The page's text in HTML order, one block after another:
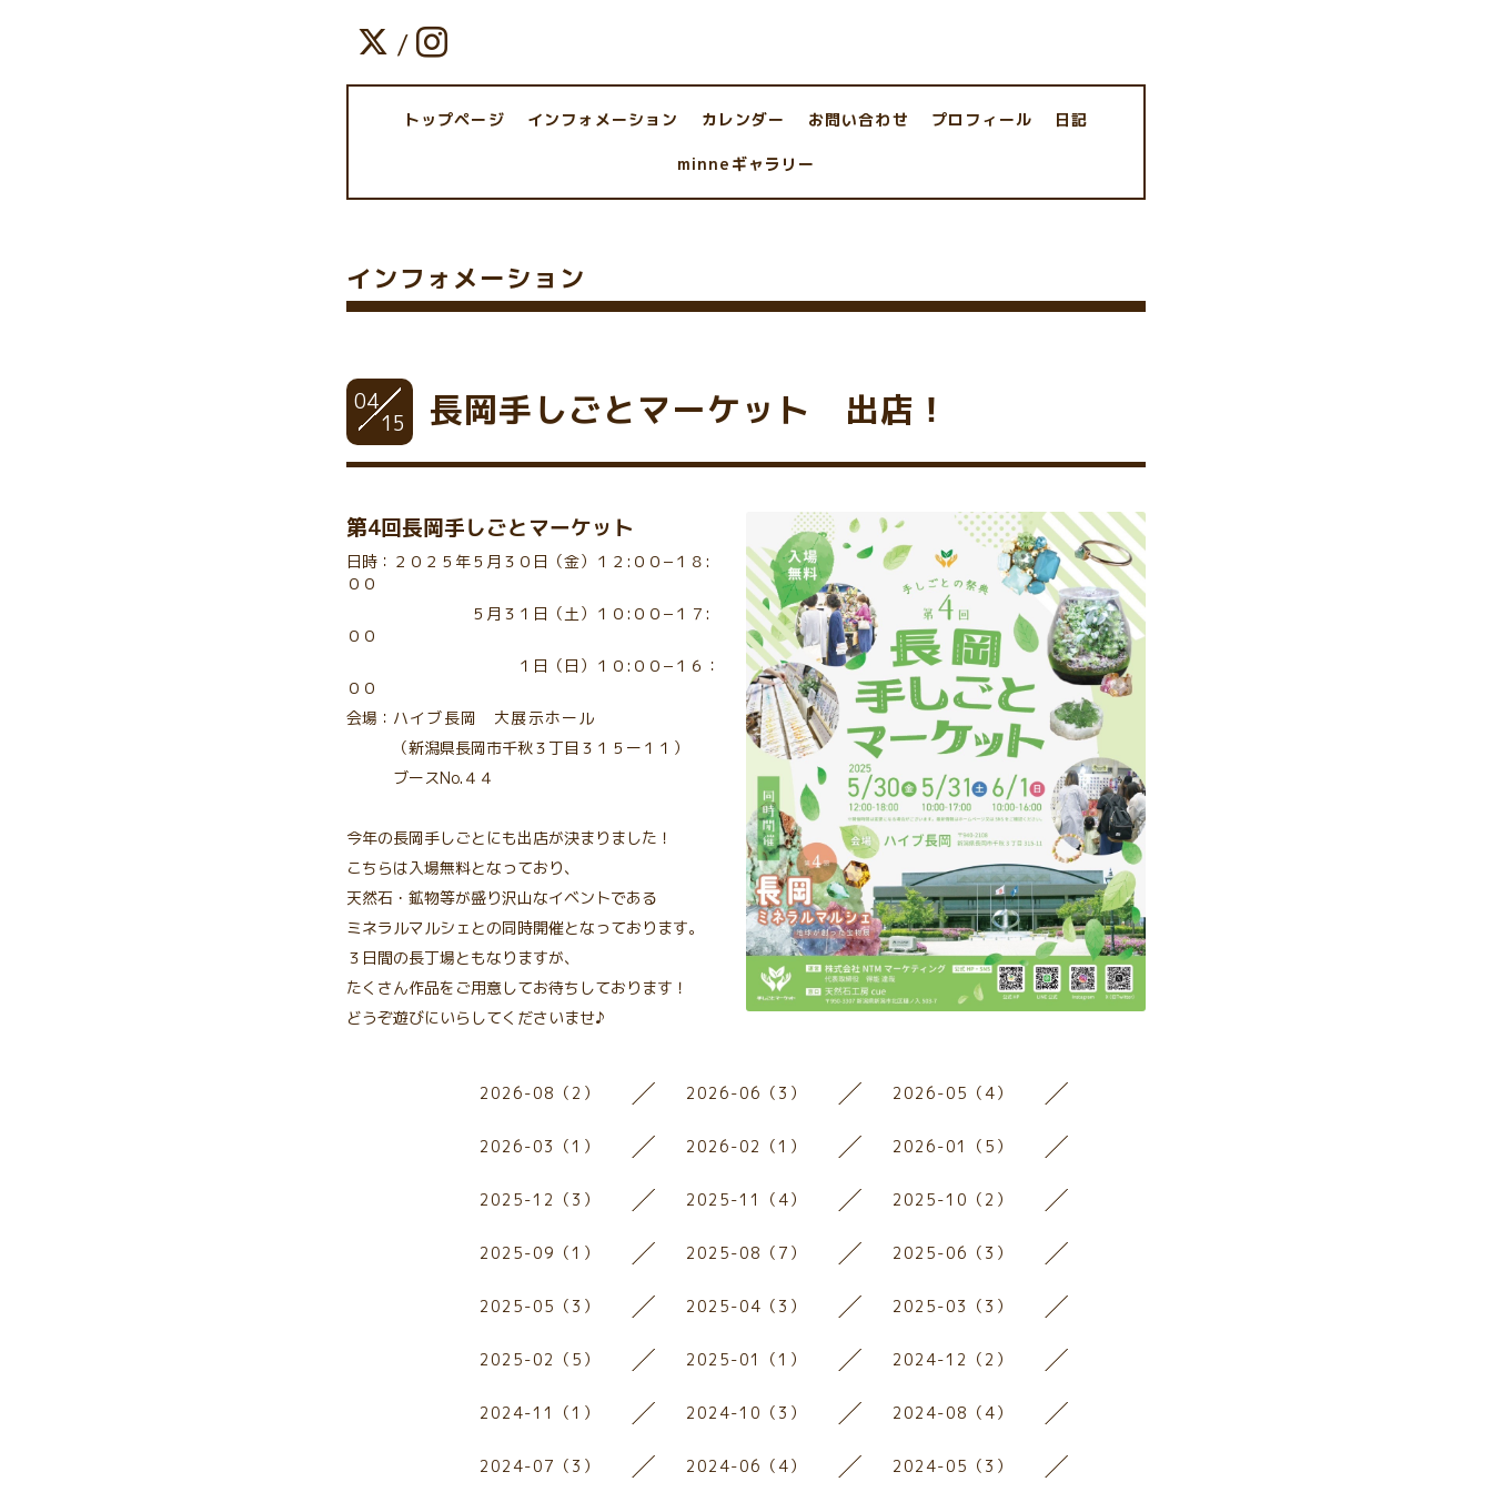
/
トップページ インフォメーション カレンダー お問い合わせ プロフィール 日記
minneギャラリー
インフォメーション
04
15 長岡手しごとマーケット 出店！
第4回長岡手しごとマーケット
日時：２０２５年５月３０日（金）１２:００−１８:
００
５月３１日（土）１０:００−１７:
００
１日（日）１０:００−１６：
００
会場： ハイブ長岡 大展示ホール
（新潟県長岡市千秋３丁目３１５ー１１）
ブースNo.４４
今年の長岡手しごとにも出店が決まりました！
こちらは入場無料となっており、
天然石・鉱物等が盛り沢山なイベントである
ミネラルマルシェとの同時開催となっております。
３日間の長丁場ともなりますが、
たくさん作品をご用意してお待ちしております！
どうぞ遊びにいらしてくださいませ♪
2026-08（2） 2026-06（3） 2026-05（4）
2026-03（1） 2026-02（1） 2026-01（5）
2025-12（3） 2025-11（4） 2025-10（2）
2025-09（1） 2025-08（7） 2025-06（3）
2025-05（3） 2025-04（3） 2025-03（3）
2025-02（5） 2025-01（1） 2024-12（2）
2024-11（1） 2024-10（3） 2024-08（4）
2024-07（3） 2024-06（4） 2024-05（3）